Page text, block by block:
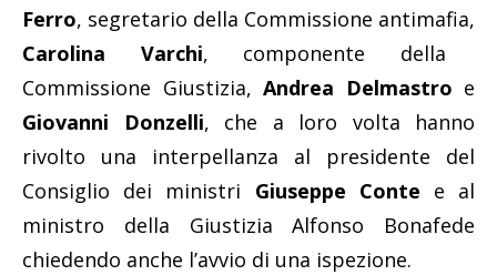
Ferro, segretario della Commissione antimafia,
Carolina Varchi, componente della
Commissione Giustizia, Andrea Delmastro e
Giovanni Donzelli, che a loro volta hanno
rivolto una interpellanza al presidente del
Consiglio dei ministri Giuseppe Conte e al
ministro della Giustizia Alfonso Bonafede
chiedendo anche l’avvio di una ispezione.